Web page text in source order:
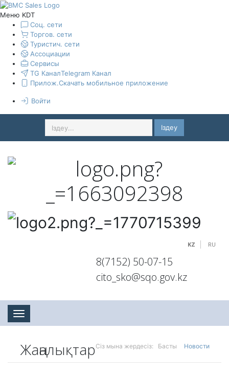
Меню KDT
Соц. сети
Торгов. сети
Туристич. сети
Ассоциации
Сервисы
TG КаналTelegram Канал
Прилож.Скачать мобильное приложение
Войти
Іздеу
KZ RU
8(7152) 50-07-15
cito_sko@sqo.gov.kz
Toggle navigation
Жаңалықтар Сіз мына жердесіз: Басты Новости